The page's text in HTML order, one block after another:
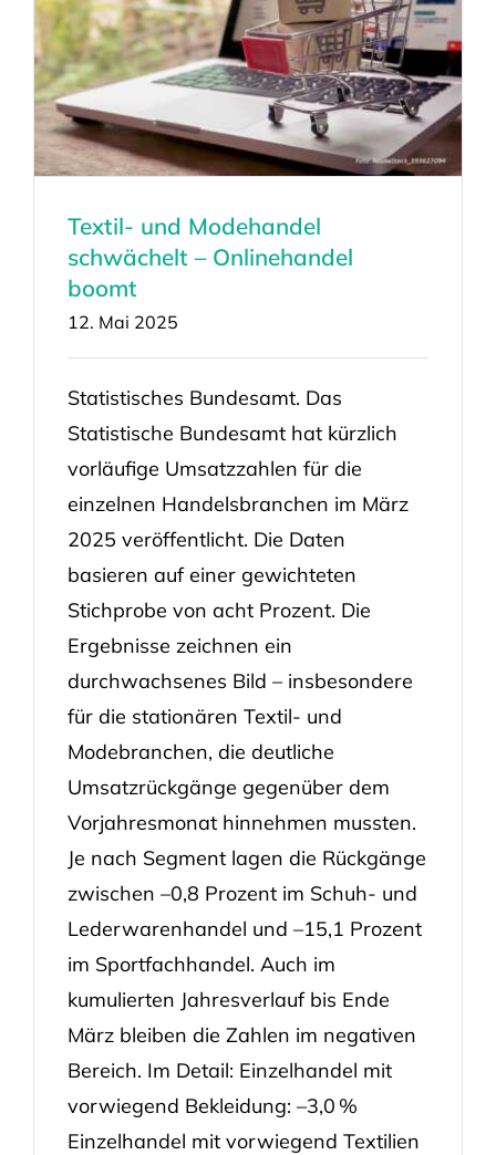
Textil- und Modehandel
schwächelt – Onlinehandel
boomt
12. Mai 2025
Statistisches Bundesamt. Das
Statistische Bundesamt hat kürzlich
vorläufige Umsatzzahlen für die
einzelnen Handelsbranchen im März
2025 veröffentlicht. Die Daten
basieren auf einer gewichteten
Stichprobe von acht Prozent. Die
Ergebnisse zeichnen ein
durchwachsenes Bild – insbesondere
für die stationären Textil- und
Modebranchen, die deutliche
Umsatzrückgänge gegenüber dem
Vorjahresmonat hinnehmen mussten.
Je nach Segment lagen die Rückgänge
zwischen –0,8 Prozent im Schuh- und
Lederwarenhandel und –15,1 Prozent
im Sportfachhandel. Auch im
kumulierten Jahresverlauf bis Ende
März bleiben die Zahlen im negativen
Bereich. Im Detail: Einzelhandel mit
vorwiegend Bekleidung: –3,0 %
Einzelhandel mit vorwiegend Textilien